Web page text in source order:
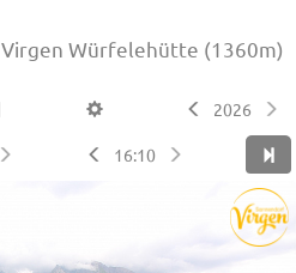
Virgen Würfelehütte (1360m)
2026
16:10